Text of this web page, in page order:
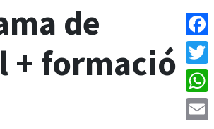
de
+ formació